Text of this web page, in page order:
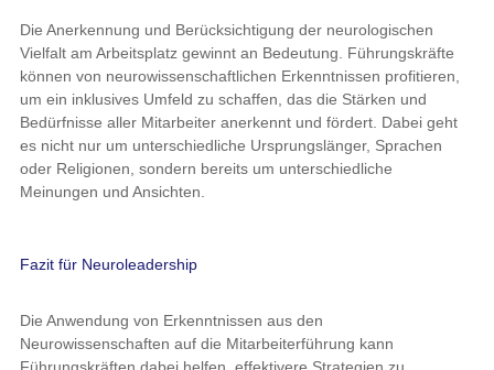
Die Anerkennung und Berücksichtigung der neurologischen
Vielfalt am Arbeitsplatz gewinnt an Bedeutung. Führungskräfte
können von neurowissenschaftlichen Erkenntnissen profitieren,
um ein inklusives Umfeld zu schaffen, das die Stärken und
Bedürfnisse aller Mitarbeiter anerkennt und fördert. Dabei geht
es nicht nur um unterschiedliche Ursprungslänger, Sprachen
oder Religionen, sondern bereits um unterschiedliche
Meinungen und Ansichten.
Fazit für Neuroleadership
Die Anwendung von Erkenntnissen aus den
Neurowissenschaften auf die Mitarbeiterführung kann